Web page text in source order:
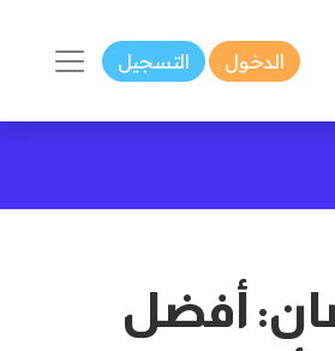
الدخول التسجيل
أفضل